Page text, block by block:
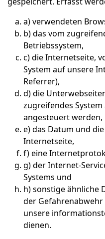
a) verwendeten
b) das vom
Betriebssystem,
c) die Internetseite,
System auf unsere
Referrer),
d) die
zugreifendes
angesteuert werden,
e) das Datum und
Internetseite,
f) eine
g) der Internet-
Systems und
h) sonstige ähnliche
der
unsere
dienen.